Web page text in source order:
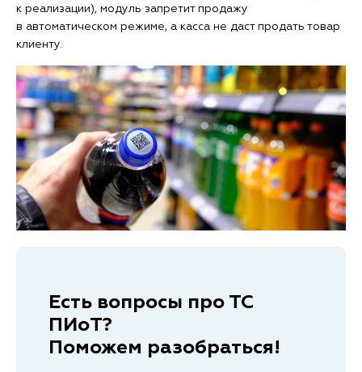
к реализации), модуль запретит продажу
в автоматическом режиме, а касса не даст продать товар
клиенту.
Есть вопросы про ТС
ПИоТ?
Поможем разобраться!